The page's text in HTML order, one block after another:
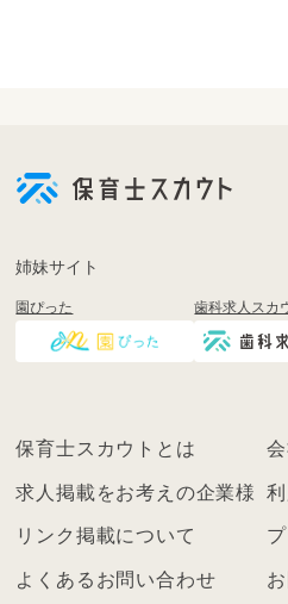
登
く
ン
姉妹サイト
園ぴった 歯科求人スカ
保育士スカウトとは
求人掲載をお考えの企業様
リンク掲載について
よくあるお問い合わせ